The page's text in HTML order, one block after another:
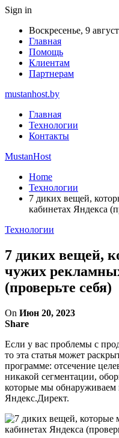
Sign in
Воскресенье, 9
Главная
Помощь
Клиентам
Партнерам
mustanhost.by
Главная
Технологии
Контакты
MustanHost
Home
Технологии
7 диких вещей,
кабинетах Яндекса
Технологии
7 диких вещей,
чужих
(проверьте себя)
On Июн 20, 2023
Share
Если у вас проблемы с
то эта статья может
программе: отсечение
никакой сегментации,
которые мы
Яндекс.Директ.